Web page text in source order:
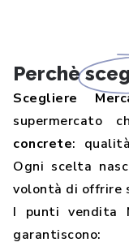
Perchè
Scegliere
concrete:
Ogni scelta
volontà di offrire
I punti vendita
garantiscono: